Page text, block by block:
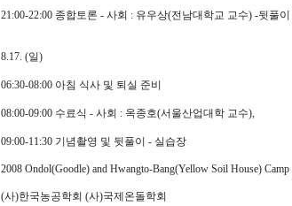
21:00-22:00 종합토론 - 사회 : 유우상(전남대학교 교수) -뒷풀이
8.17. (일)
06:30-08:00 아침 식사 및 퇴실 준비
08:00-09:00 수료식 - 사회 : 옥종호(서울산업대학 교수),
09:00-11:30 기념촬영 및 뒷풀이 - 실습장
2008 Ondol(Goodle) and Hwangto-Bang(Yellow Soil House) Camp
(사)한국농공학회 (사)국제온돌학회